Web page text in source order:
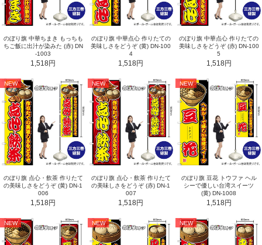
のぼり旗 中華ちまき もっちも
ちご飯に出汁が染みた (赤) DN
-1003
1,518円
のぼり旗 中華点心 作りたての
美味しさをどうぞ (黄) DN-100
4
1,518円
のぼり旗 中華点心 作りたての
美味しさをどうぞ (赤) DN-100
5
1,518円
NEW
のぼり旗 点心・飲茶 作りたて
の美味しさをどうぞ (黄) DN-1
006
1,518円
NEW
のぼり旗 点心・飲茶 作りたて
の美味しさをどうぞ (赤) DN-1
007
1,518円
NEW
のぼり旗 豆花 トウファ ヘル
シーで優しい台湾スイーツ
(黄) DN-1008
1,518円
NEW NEW NEW